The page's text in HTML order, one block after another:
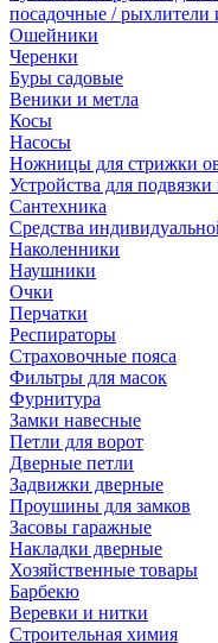
посадочные / рыхлители
Ошейники
Черенки
Буры садовые
Веники и метла
Косы
Насосы
Ножницы для стрижки
Устройства для
Сантехника
Средства
Наколенники
Наушники
Очки
Перчатки
Респираторы
Страховочные пояса
Фильтры для масок
Фурнитура
Замки навесные
Петли для ворот
Дверные петли
Задвижки дверные
Проушины для замков
Засовы гаражные
Накладки дверные
Хозяйственные товары
Барбекю
Веревки и нитки
Строительная химия